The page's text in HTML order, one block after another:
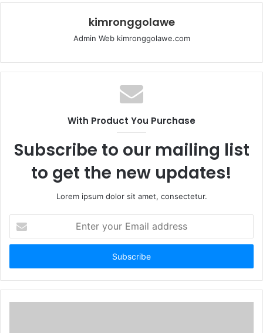
kimronggolawe
Admin Web kimronggolawe.com
With Product You Purchase
Subscribe to our mailing list
to get the new updates!
Lorem ipsum dolor sit amet, consectetur.
t
r
y